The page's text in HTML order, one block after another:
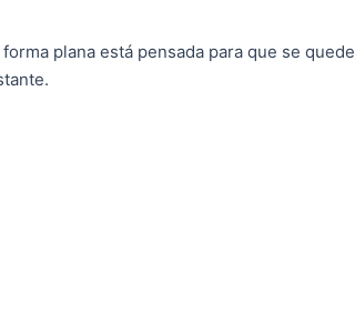
plana está pensada para que se quede